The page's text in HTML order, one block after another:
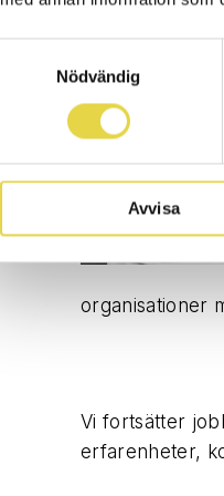
Nödvändig
Avvisa
organisationer
Vi fortsätter
erfarenheter,